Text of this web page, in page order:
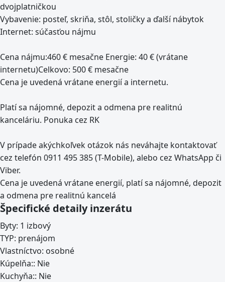
dvojplatničkou
Vybavenie: posteľ, skriňa, stôl, stoličky a ďalší nábytok
Internet: súčasťou nájmu
Cena nájmu:460 € mesačne Energie: 40 € (vrátane
internetu)Celkovo: 500 € mesačne
Cena je uvedená vrátane energií a internetu.
Platí sa nájomné, depozit a odmena pre realitnú
kanceláriu. Ponuka cez RK
V prípade akýchkoľvek otázok nás neváhajte kontaktovať
cez telefón 0911 495 385 (T-Mobile), alebo cez WhatsApp či
Viber.
Cena je uvedená vrátane energií, platí sa nájomné, depozit
a odmena pre realitnú kancelá
Špecifické detaily inzerátu
Byty: 1 izbový
TYP: prenájom
Vlastníctvo: osobné
Kúpelňa:: Nie
Kuchyňa:: Nie